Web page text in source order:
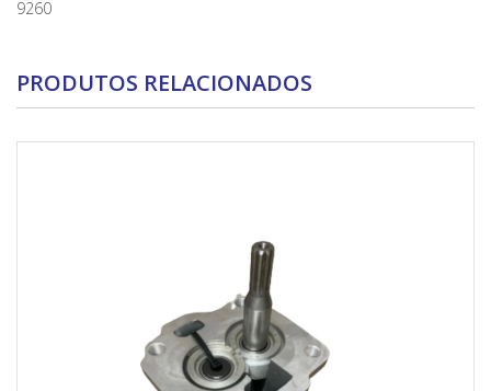
9260
PRODUTOS RELACIONADOS